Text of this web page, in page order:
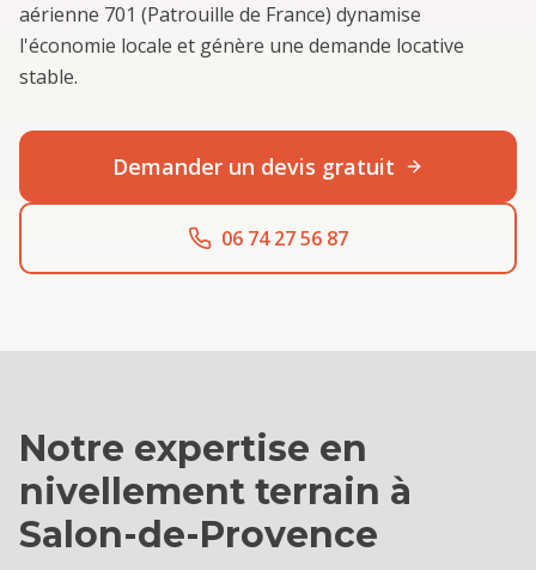
aérienne 701 (Patrouille de France) dynamise
l'économie locale et génère une demande locative
stable.
Demander un devis gratuit
06 74 27 56 87
Notre expertise en
nivellement terrain à
Salon-de-Provence